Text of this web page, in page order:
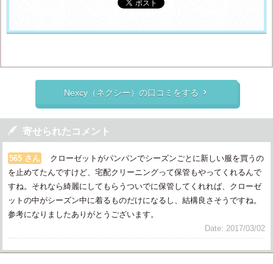
Nexcy（ネクシー）の口コミをする 
 寄せられたコメント
565 さん
クローゼットがパンパンでシーズンごとに新しい服を買うの
を止めてたんですけど、宅配クリーニングって保管もやってくれるんで
すね。それなら綺麗にしてもらうついでに保管してくれれば、クローゼ
ットの中がシーズン中に着るものだけになるし、結構良さそうですね。
参考になりましたありがとうございます。
Date: 2017/03/02